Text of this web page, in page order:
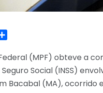
(MPF) obteve a
Social (INSS)
Bacabal (MA),